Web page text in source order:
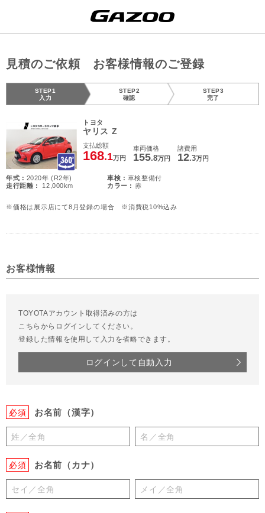
見積のご依頼 お客様情報のご登録
STEP1
入力
STEP2
確認
STEP3
完了
トヨタ
ヤリス Z
支払総額
168.1万円
車両価格
155.8万円
諸費用
12.3万円
年式 : 2020年 (R2年) 車検 : 車検整備付
走行距離 :
12,000km カラー : 赤
※価格は展示店にて8月登録の場合 ※消費税10%込み
お客様情報
TOYOTAアカウント取得済みの方は
こちらからログインしてください。
登録した情報を使用して入力を省略できます。
ログインして自動入力
必須 お名前（漢字）
必須 お名前（カナ）